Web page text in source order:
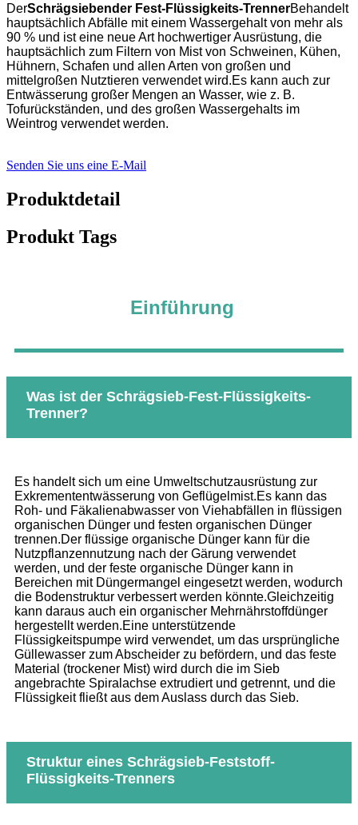
DerSchrägsiebender Fest-Flüssigkeits-TrennerBehandelt
hauptsächlich Abfälle mit einem Wassergehalt von mehr als
90 % und ist eine neue Art hochwertiger Ausrüstung, die
hauptsächlich zum Filtern von Mist von Schweinen, Kühen,
Hühnern, Schafen und allen Arten von großen und
mittelgroßen Nutztieren verwendet wird.Es kann auch zur
Entwässerung großer Mengen an Wasser, wie z. B.
Tofurückständen, und des großen Wassergehalts im
Weintrog verwendet werden.
Senden Sie uns eine E-Mail
Produktdetail
Produkt Tags
Einführung
Was ist der Schrägsieb-Fest-Flüssigkeits-
Trenner?
Es handelt sich um eine Umweltschutzausrüstung zur
Exkremententwässerung von Geflügelmist.Es kann das
Roh- und Fäkalienabwasser von Viehabfällen in flüssigen
organischen Dünger und festen organischen Dünger
trennen.Der flüssige organische Dünger kann für die
Nutzpflanzennutzung nach der Gärung verwendet
werden, und der feste organische Dünger kann in
Bereichen mit Düngermangel eingesetzt werden, wodurch
die Bodenstruktur verbessert werden könnte.Gleichzeitig
kann daraus auch ein organischer Mehrnährstoffdünger
hergestellt werden.Eine unterstützende
Flüssigkeitspumpe wird verwendet, um das ursprüngliche
Güllewasser zum Abscheider zu befördern, und das feste
Material (trockener Mist) wird durch die im Sieb
angebrachte Spiralachse extrudiert und getrennt, und die
Flüssigkeit fließt aus dem Auslass durch das Sieb.
Struktur eines Schrägsieb-Feststoff-
Flüssigkeits-Trenners